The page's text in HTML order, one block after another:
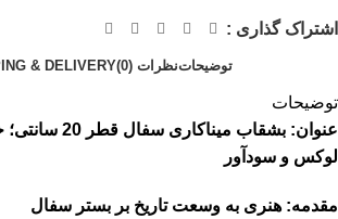
اشتراک گذاری :
توضیحاتنظرات (0) & DELIVERY
توضیحات
عنوان: بشقاب
لوکس و سودآور
مقدمه: هنری به وسعت تاریخ بر بستر سفال